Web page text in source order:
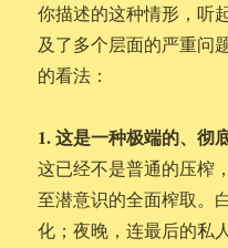
你描述的这种情形，听
及了多个层面的严重问
的看法：
1. 这是一种极端的、彻
这已经不是普通的压榨
至潜意识的全面榨取。
化；夜晚，连最后的